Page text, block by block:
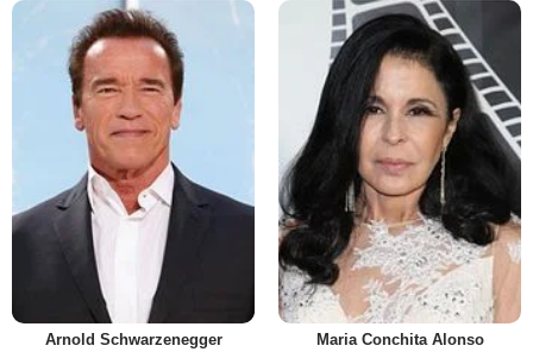
Arnold Schwarzenegger Maria Conchita Alonso